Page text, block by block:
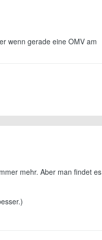
wenn gerade eine OMV am
mehr. Aber man findet es